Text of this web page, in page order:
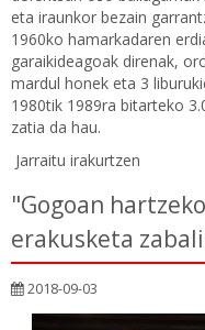
eta iraunkor bezain
1960ko hamarkadaren
garaikideagoak direnak,
mardul honek eta 3
1980tik 1989ra bitarteko
zatia da hau.
Jarraitu irakurtzen
"Gogoan
erakusketa
2018-09-03